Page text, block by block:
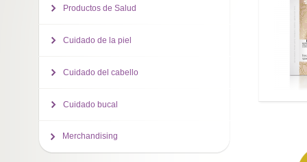
Productos de Salud
Cuidado de la piel
Cuidado del cabello
Cuidado bucal
Merchandising